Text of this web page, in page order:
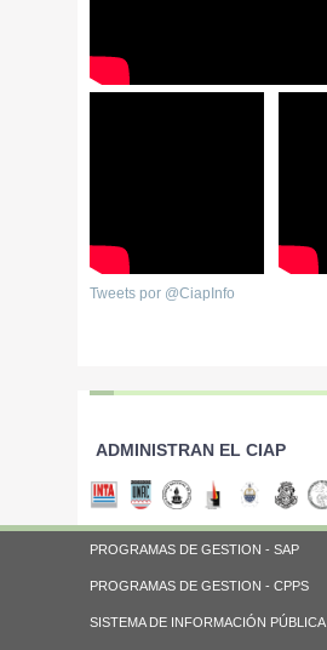
Tweets por @CiapInfo
ADMINISTRAN EL CIAP
PROGRAMAS DE GESTION - SAP
PROGRAMAS DE GESTION - CPPS
SISTEMA DE INFORMACIÓN PÚBLICA